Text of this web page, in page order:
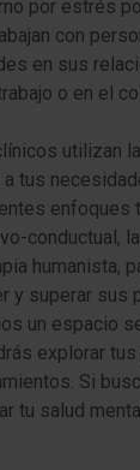
por estrés
con
en sus
o en el
utilizan
tus
enfoques
conductual,
humanista,
y superar sus
un espacio
explorar
Si
tu salud